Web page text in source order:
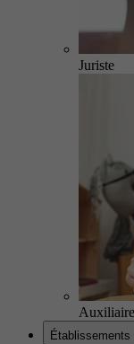
Juriste
Établissements